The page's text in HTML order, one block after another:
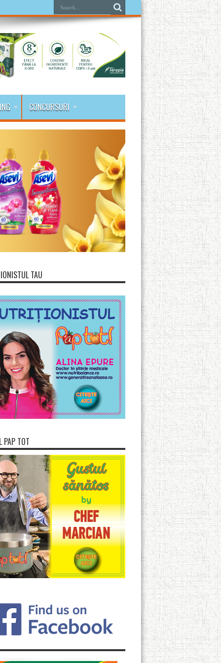
CONCURSURI
TAU
PAP TOT